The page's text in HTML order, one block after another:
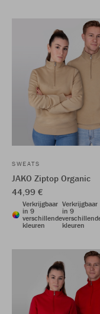
SWEATS
JAKO Ziptop Organic
44,99 €
Verkrijgbaar
in 9
verschillende
kleuren
Verkrijgbaar
in 9
kleuren